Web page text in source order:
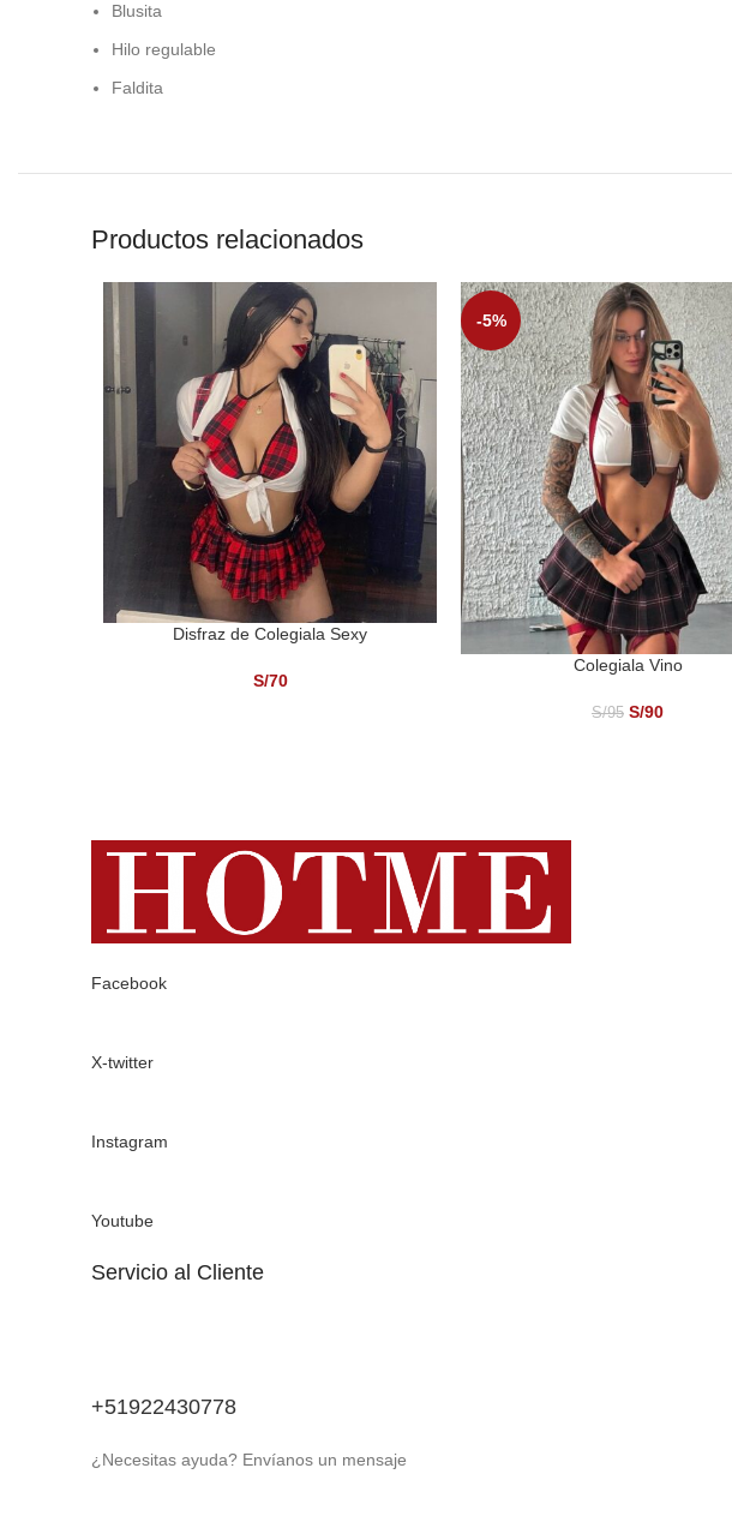
Blusita
Hilo regulable
Faldita
Productos relacionados
SELECCIONAR OPCIONES
Disfraz de Colegiala Sexy
S/70
-5%
SELECCIONAR OPCIONES
Colegiala Vino
S/95 S/90
Facebook
X-twitter
Instagram
Youtube
Servicio al Cliente
+51922430778
¿Necesitas ayuda? Envíanos un mensaje